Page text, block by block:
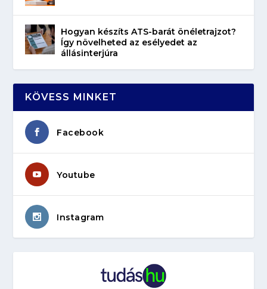
Hogyan készíts ATS-barát önéletrajzot?
Így növelheted az esélyedet az
állásinterjúra
KÖVESS MINKET
Facebook
Youtube
Instagram